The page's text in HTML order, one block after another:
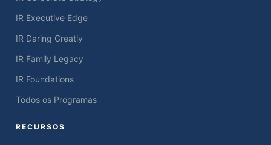
IR Executive Edge
IR Daring Greatly
IR Family Legacy
IR Foundations
Todos os Programas
RECURSOS